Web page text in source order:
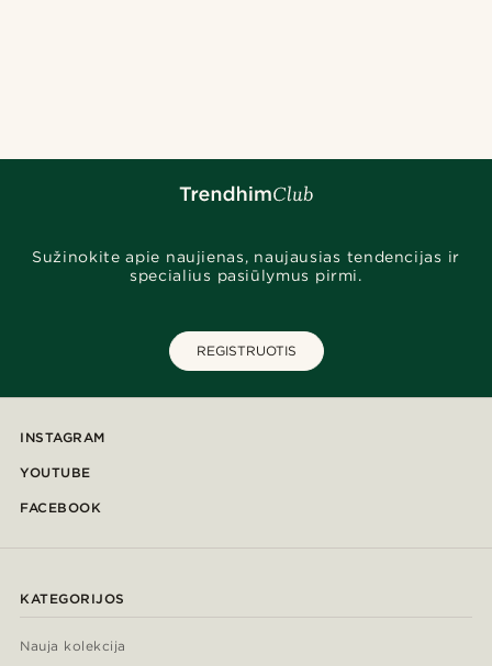
Sužinokite apie naujienas, naujausias tendencijas ir
specialius pasiūlymus pirmi.
REGISTRUOTIS
INSTAGRAM
YOUTUBE
FACEBOOK
KATEGORIJOS
Nauja kolekcija